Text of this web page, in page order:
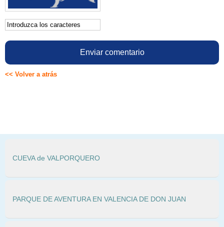
<< Volver a atrás
CUEVA de VALPORQUERO
PARQUE DE AVENTURA EN VALENCIA DE DON JUAN